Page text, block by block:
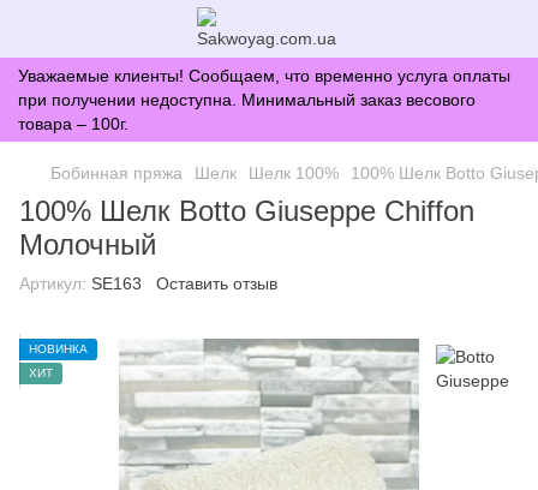
Уважаемые клиенты! Сообщаем, что временно услуга оплаты
при получении недоступна. Минимальный заказ весового
товара – 100г.
Бобинная пряжа Шелк Шелк 100% 100% Шелк Botto
100% Шелк Botto Giuseppe Chiffon
Молочный
Артикул: SE163 Оставить отзыв
НОВИНКА
ХИТ